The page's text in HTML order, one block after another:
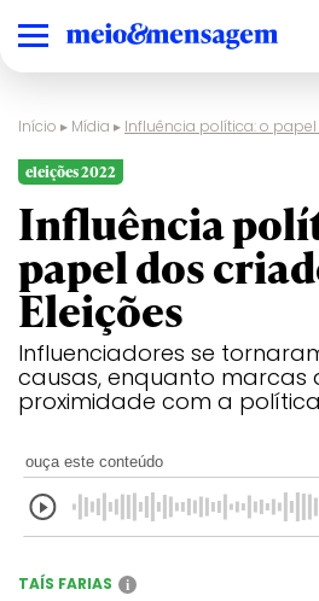
Início ▸ Mídia ▸ Influência política: o
eleições 2022
Influência
papel dos
Eleições
Influenciadores se
causas, enquanto marcas
proximidade com a política
ouça este conteúdo
TAÍS FARIAS i